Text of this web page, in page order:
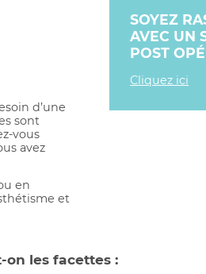
d’une
sont
vous
avez
en
et
SOYEZ
AVEC UN
POST
Cliquez ici
on les facettes :